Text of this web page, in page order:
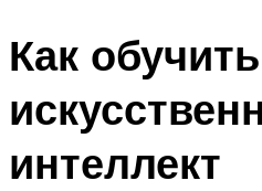
Как обучить
интеллект